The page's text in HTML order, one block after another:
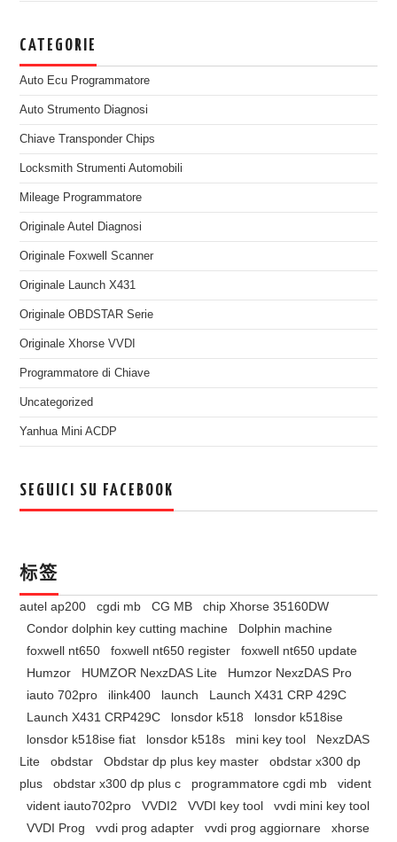
CATEGORIE
Auto Ecu Programmatore
Auto Strumento Diagnosi
Chiave Transponder Chips
Locksmith Strumenti Automobili
Mileage Programmatore
Originale Autel Diagnosi
Originale Foxwell Scanner
Originale Launch X431
Originale OBDSTAR Serie
Originale Xhorse VVDI
Programmatore di Chiave
Uncategorized
Yanhua Mini ACDP
SEGUICI SU FACEBOOK
标签
autel ap200 cgdi mb CG MB
chip Xhorse 35160DW
Condor dolphin key cutting machine
Dolphin machine
foxwell nt650
foxwell nt650 register
foxwell nt650 update
Humzor
HUMZOR NexzDAS Lite
Humzor NexzDAS Pro
iauto 702pro
ilink400 launch
Launch X431 CRP 429C
Launch X431 CRP429C
lonsdor k518
lonsdor k518ise
lonsdor k518ise fiat
lonsdor k518s mini key tool
NexzDAS
Lite
obdstar Obdstar dp plus key master
obdstar x300 dp
plus
obdstar x300 dp plus c programmatore cgdi mb
vident
vident iauto702pro
VVDI2 VVDI key tool
vvdi mini key tool
VVDI Prog
vvdi prog adapter vvdi prog aggiornare
xhorse